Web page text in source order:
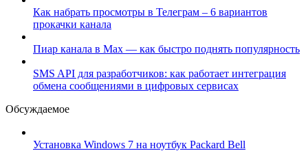
Как набрать просмотры в Телеграм – 6 вариантов
прокачки канала
Пиар канала в Max — как быстро поднять популярность
SMS API для разработчиков: как работает интеграция
обмена сообщениями в цифровых сервисах
Обсуждаемое
Установка Windows 7 на ноутбук Packard Bell